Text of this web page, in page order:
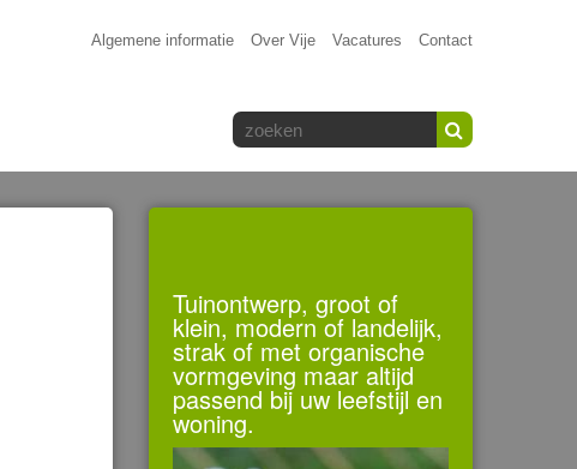
Algemene informatie Over Vije Vacatures Contact
Tuinontwerp, groot of
klein, modern of landelijk,
strak of met organische
vormgeving maar altijd
passend bij uw leefstijl en
woning.